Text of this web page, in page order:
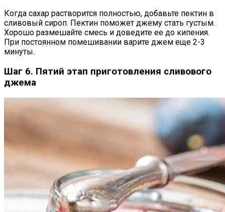
Когда сахар растворится полностью, добавьте пектин в
сливовый сироп. Пектин поможет джему стать густым.
Хорошо размешайте смесь и доведите ее до кипения.
При постоянном помешивании варите джем еще 2-3
минуты.
Шаг 6. Пятий этап приготовления сливового
джема